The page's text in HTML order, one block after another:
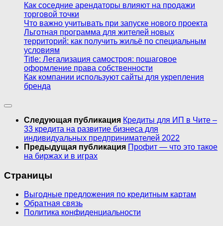
Как соседние арендаторы влияют на продажи
торговой точки
Что важно учитывать при запуске нового проекта
Льготная программа для жителей новых
территорий: как получить жильё по специальным
условиям
Title: Легализация самостроя: пошаговое
оформление права собственности
Как компании используют сайты для укрепления
бренда
Следующая публикация Кредиты для ИП в Чите –
33 кредита на развитие бизнеса для
индивидуальных предпринимателей 2022
Предыдущая публикация Профит — что это такое
на биржах и в играх
Страницы
Выгодные предложения по кредитным картам
Обратная связь
Политика конфиденциальности